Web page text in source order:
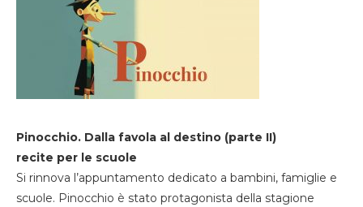
Pinocchio. Dalla favola al destino (parte II)
recite per le scuole
Si rinnova l’appuntamento dedicato a bambini, famiglie e
scuole. Pinocchio è stato protagonista della stagione